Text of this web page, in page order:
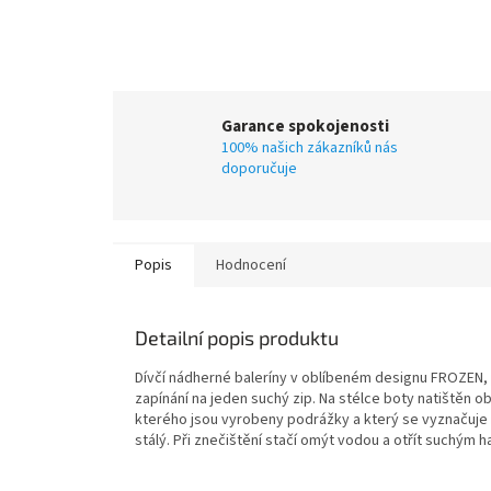
Garance spokojenosti
100% našich zákazníků nás
doporučuje
Popis Hodnocení
Detailní popis produktu
Dívčí nádherné baleríny v oblíbeném designu
zapínání na jeden suchý zip. Na stélce boty natištěn
kterého jsou vyrobeny podrážky a kterýse
stálý. Při znečištění stačí omýt vodou a otřít suchým